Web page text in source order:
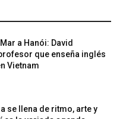
a Hanói: David
que enseña inglés
Vietnam
se llena de ritmo, arte y